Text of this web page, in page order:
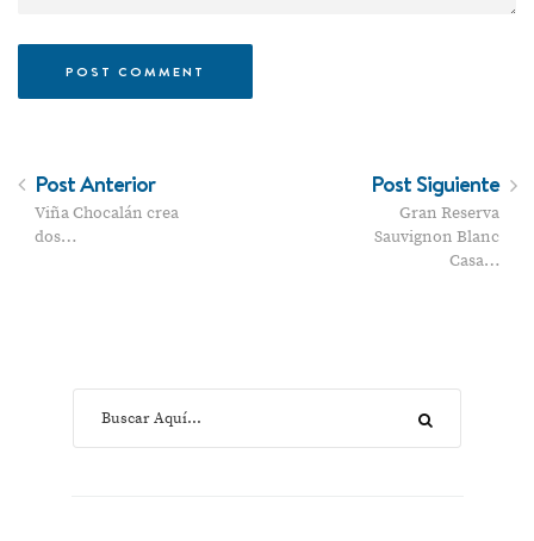
Post Anterior
Viña Chocalán crea
dos…
Post Siguiente
Gran Reserva
Sauvignon Blanc
Casa…